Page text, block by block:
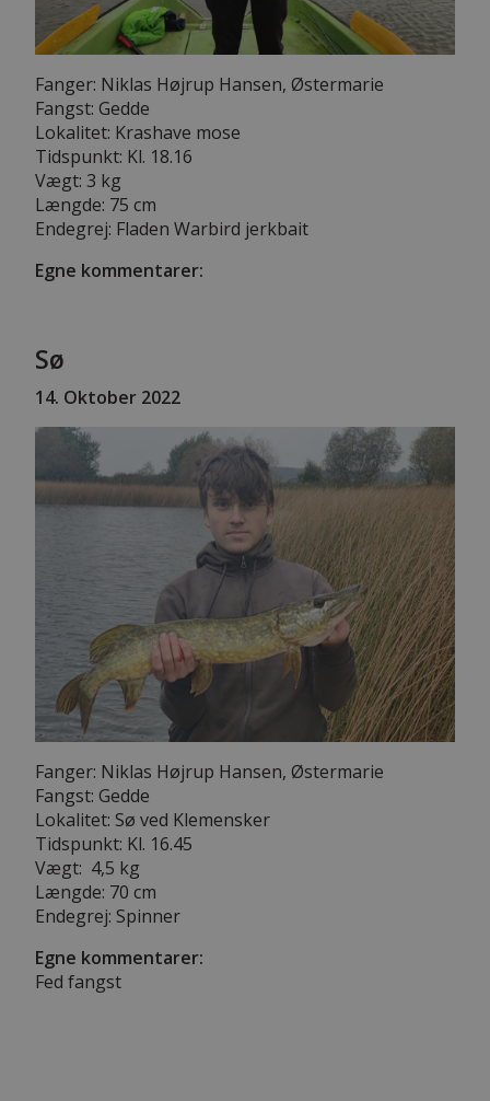
Fanger: Niklas Højrup Hansen, Østermarie
Fangst: Gedde
Lokalitet: Krashave mose
Tidspunkt: Kl. 18.16
Vægt: 3 kg
Længde: 75 cm
Endegrej: Fladen Warbird jerkbait
Egne kommentarer:
Sø
14. Oktober 2022
Fanger: Niklas Højrup Hansen, Østermarie
Fangst: Gedde
Lokalitet: Sø ved Klemensker
Tidspunkt: Kl. 16.45
Vægt: 4,5 kg
Længde: 70 cm
Endegrej: Spinner
Egne kommentarer:
Fed fangst